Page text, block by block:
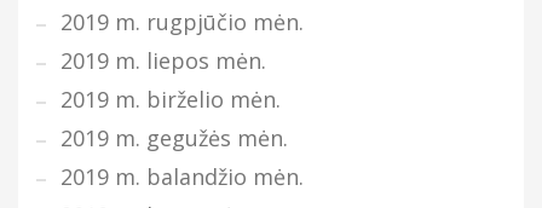
2019 m. rugpjūčio mėn.
2019 m. liepos mėn.
2019 m. birželio mėn.
2019 m. gegužės mėn.
2019 m. balandžio mėn.